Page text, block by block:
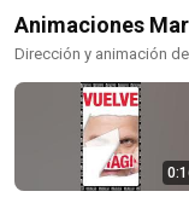
Animaciones
Dirección y animación